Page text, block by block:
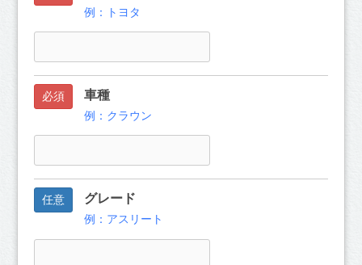
例：トヨタ
必須 車種
例：クラウン
任意 グレード
例：アスリート